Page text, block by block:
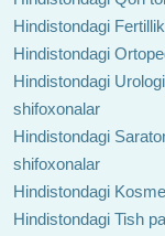
Hindistondagi
Hindistondagi
Hindistondagi
shifoxonalar
Hindistondagi
shifoxonalar
Hindistondagi
Hindistondagi Tish